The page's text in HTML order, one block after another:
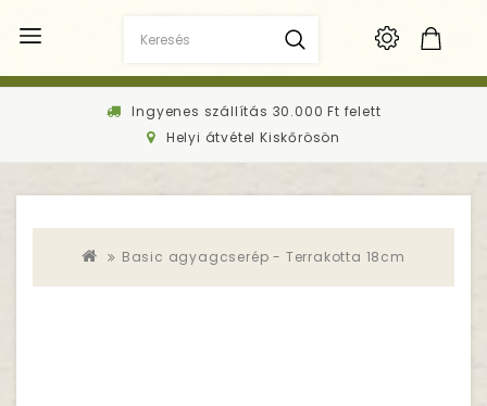
Ingyenes szállítás 30.000 Ft felett
Helyi átvétel Kiskőrösön
Basic agyagcserép - Terrakotta 18cm